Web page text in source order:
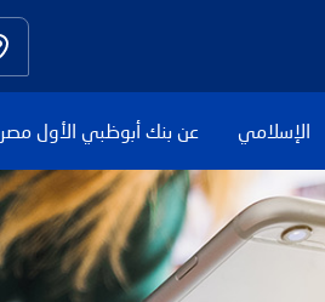
الإسلامي عن بنك أبوظبي الأول مصر